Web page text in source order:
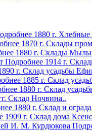
1880 г. Хлебные
1870 г. Склады
1880 г. Склады
Подробнее 1914 г.
г. Склад усадьбы
1885 г. Склад
1880 г. Склад
Склад Ночвина..
1880 г. Склад и
1909 г. Склад дома